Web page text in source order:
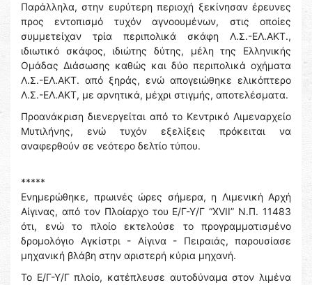
Παράλληλα, στην ευρύτερη περιοχή ξεκίνησαν έρευνες
προς εντοπισμό τυχόν αγνοουμένων, στις οποίες
συμμετείχαν τρία περιπολικά σκάφη Λ.Σ.-ΕΛ.ΑΚΤ.,
ιδιωτικό σκάφος, ιδιώτης δύτης, μέλη της Ελληνικής
Ομάδας Διάσωσης καθώς και δύο περιπολικά οχήματα
Λ.Σ.-ΕΛ.ΑΚΤ. από ξηράς, ενώ απογειώθηκε ελικόπτερο
Λ.Σ.-ΕΛ.ΑΚΤ, με αρνητικά, μέχρι στιγμής, αποτελέσματα.
Προανάκριση διενεργείται από το Κεντρικό Λιμεναρχείο
Μυτιλήνης, ενώ τυχόν εξελίξεις πρόκειται να
αναφερθούν σε νεότερο δελτίο τύπου.
*****
Ενημερώθηκε, πρωινές ώρες σήμερα, η Λιμενική Αρχή
Αίγινας, από τον Πλοίαρχο του Ε/Γ-Υ/Γ “ΧVIΙ” Ν.Π. 11483
ότι, ενώ το πλοίο εκτελούσε το προγραμματισμένο
δρομολόγιο Αγκίστρι - Αίγινα - Πειραιάς, παρουσίασε
μηχανική βλάβη στην αριστερή κύρια μηχανή.
Το Ε/Γ-Υ/Γ πλοίο, κατέπλευσε αυτοδύναμα στον λιμένα